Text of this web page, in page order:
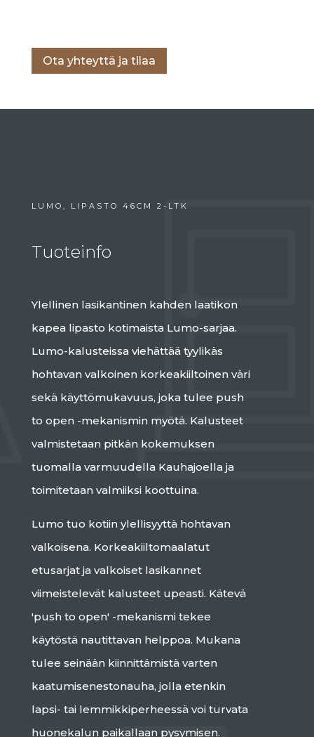
Ota yhteyttä ja tilaa
LUMO, LIPASTO 46CM 2-LTK
Tuoteinfo
Ylellinen lasikantinen kahden laatikon
kapea lipasto kotimaista Lumo-sarjaa.
Lumo-kalusteissa viehättää tyylikäs
hohtavan valkoinen korkeakiiltoinen väri
sekä käyttömukavuus, joka tulee push
to open -mekanismin myötä. Kalusteet
valmistetaan pitkän kokemuksen
tuomalla varmuudella Kauhajoella ja
toimitetaan valmiiksi koottuina.
Lumo tuo kotiin ylellisyyttä hohtavan
valkoisena. Korkeakiiltomaalatut
etusarjat ja valkoiset lasikannet
viimeistelevät kalusteet upeasti. Kätevä
'push to open' -mekanismi tekee
käytöstä nautittavan helppoa. Mukana
tulee seinään kiinnittämistä varten
kaatumisenestonauha, jolla etenkin
lapsi- tai lemmikkiperheessä voi turvata
huonekalun paikallaan pysymisen.